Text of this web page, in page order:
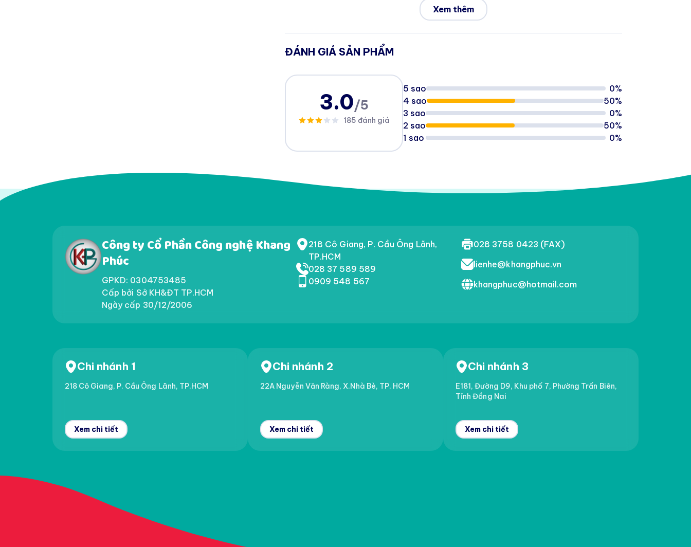
Xem thêm
ĐÁNH GIÁ SẢN PHẨM
3.0/5
185 đánh giá
5 sao
0%
4 sao
50%
3 sao
0%
2 sao
50%
1 sao
0%
Công ty Cổ Phần Công nghệ Khang
Phúc
GPKD: 0304753485
Cấp bởi Sở KH&ĐT TP.HCM
Ngày cấp 30/12/2006
218 Cô Giang, P. Cầu Ông Lãnh,
TP.HCM
028 37 589 589
0909 548 567
028 3758 0423 (FAX)
lienhe@khangphuc.vn
khangphuc@hotmail.com
Chi nhánh 1
218 Cô Giang, P. Cầu Ông Lãnh, TP.HCM
Xem chi tiết
Chi nhánh 2
22A Nguyễn Văn Ràng, X.Nhà Bè, TP. HCM
Xem chi tiết
Chi nhánh 3
E181, Đường D9, Khu phố 7, Phường Trấn Biên,
Tỉnh Đồng Nai
Xem chi tiết